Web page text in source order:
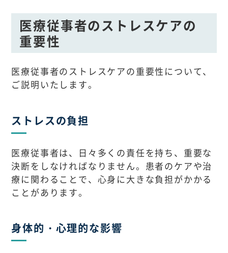
医療従事者のストレスケアの
重要性
医療従事者のストレスケアの重要性について、
ご説明いたします。
ストレスの負担
医療従事者は、日々多くの責任を持ち、重要な
決断をしなければなりません。患者のケアや治
療に関わることで、心身に大きな負担がかかる
ことがあります。
身体的・心理的な影響